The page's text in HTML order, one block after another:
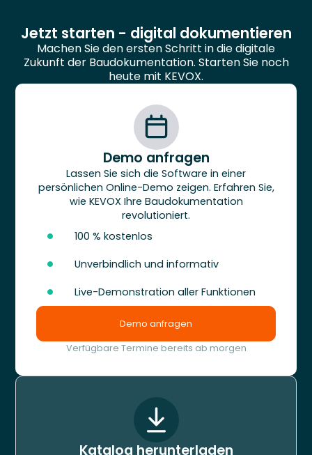
Jetzt starten - digital dokumentieren
Machen Sie den ersten Schritt in die digitale
Zukunft der Baudokumentation. Starten Sie noch
heute mit KEVOX.
Demo anfragen
Lassen Sie sich die Software in einer
persönlichen Online-Demo zeigen. Erfahren Sie,
wie KEVOX Ihre Baudokumentation
revolutioniert.
100 % kostenlos
Unverbindlich und informativ
Live-Demonstration aller Funktionen
Demo anfragen
Verfügbare Termine bereits ab morgen
Katalog herunterladen